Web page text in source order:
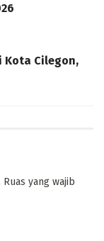
Kota Cilegon,
Ruas yang wajib